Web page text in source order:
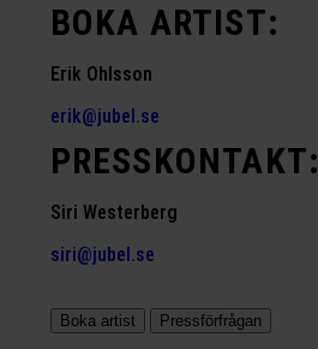
BOKA ARTIST:
Erik Ohlsson
erik@jubel.se
PRESSKONTAKT:
Siri Westerberg
siri@jubel.se
Boka artist Pressförfrågan